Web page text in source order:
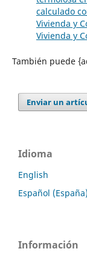
calculado
Vivienda y
Vivienda y
También puede
Enviar un
Idioma
English
Español (España)
Información